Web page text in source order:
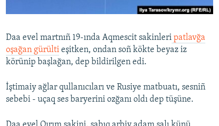
Daa evel martnıñ 19-ında Aqmescit sakinleri patlavğa
oşağan gürülti eşitken, ondan soñ kökte beyaz iz
körünip başlağan, dep bildirilgen edi.
İştimaiy ağlar qullanıcıları ve Rusiye matbuatı, sesniñ
sebebi - uçaq ses baryerini ozğanı oldı dep tüşüne.